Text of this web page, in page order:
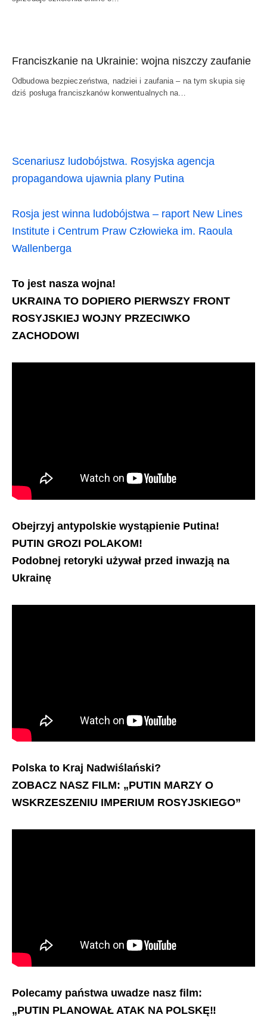
Franciszkanie na Ukrainie: wojna niszczy zaufanie
Odbudowa bezpieczeństwa, nadziei i zaufania – na tym skupia się
dziś posługa franciszkanów konwentualnych na…
Scenariusz ludobójstwa. Rosyjska agencja
propagandowa ujawnia plany Putina
Rosja jest winna ludobójstwa – raport New Lines
Institute i Centrum Praw Człowieka im. Raoula
Wallenberga
To jest nasza wojna!
UKRAINA TO DOPIERO PIERWSZY FRONT
ROSYJSKIEJ WOJNY PRZECIWKO
ZACHODOWI
Obejrzyj antypolskie wystąpienie Putina!
PUTIN GROZI POLAKOM!
Podobnej retoryki używał przed inwazją na
Ukrainę
Polska to Kraj Nadwiślański?
ZOBACZ NASZ FILM: „PUTIN MARZY O
WSKRZESZENIU IMPERIUM ROSYJSKIEGO”
Polecamy państwa uwadze nasz film:
„PUTIN PLANOWAŁ ATAK NA POLSKĘ‼️